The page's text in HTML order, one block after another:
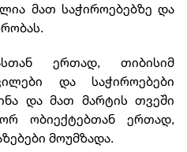
მათ საჭიროებებზე და
ერთად, თიბისიმ
და საჭიროებები
და მათ მარტის თვეში
ობიექტებთან ერთად,
მოუმზადა.